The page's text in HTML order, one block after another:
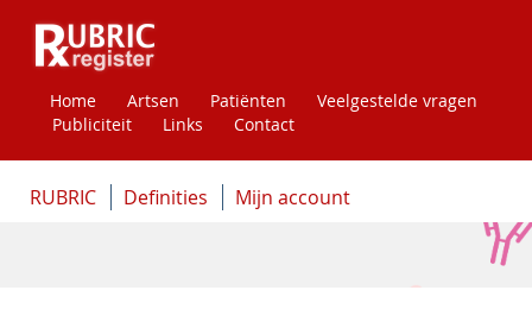
Home Artsen Patiënten
Veelgestelde vragen
Publiciteit
Links Contact
RUBRIC Definities Mijn account